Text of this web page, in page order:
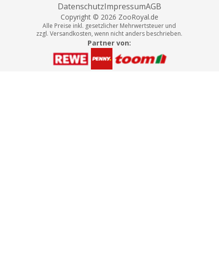
DatenschutzImpressumAGB
Copyright © 2026 ZooRoyal.de
Alle Preise inkl. gesetzlicher Mehrwertsteuer und
zzgl. Versandkosten, wenn nicht anders beschrieben.
Partner von: